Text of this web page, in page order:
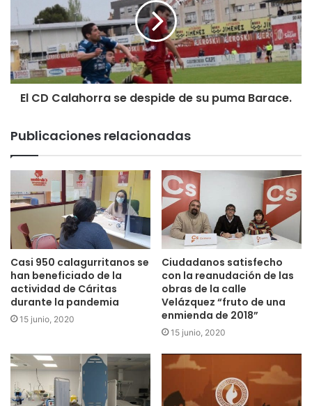
El CD Calahorra se despide de su puma Barace.
Publicaciones relacionadas
Casi 950 calagurritanos se
han beneficiado de la
actividad de Cáritas
durante la pandemia
15 junio, 2020
Ciudadanos satisfecho
con la reanudación de las
obras de la calle
Velázquez “fruto de una
enmienda de 2018”
15 junio, 2020